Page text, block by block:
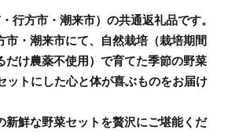
行方市・潮来市）の共通返礼品です。
市・潮来市にて、自然栽培（栽培期間
だけ農薬不使用）で育てた季節の野菜
ットにした心と体が喜ぶものをお届け
新鮮な野菜セットを贅沢にご堪能くだ